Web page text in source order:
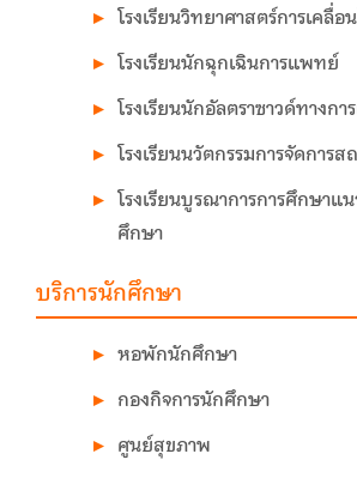
โรงเรียนวิทยาศาสตร์การเคลื่
โรงเรียนนักฉุกเฉินการแพทย์
โรงเรียนนักอัลตราซาวด์ทางก
โรงเรียนนวัตกรรมการจัดการ
โรงเรียนบูรณาการการศึกษา
ศึกษา
บริการนักศึกษา
หอพักนักศึกษา
กองกิจการนักศึกษา
ศูนย์สุขภาพ